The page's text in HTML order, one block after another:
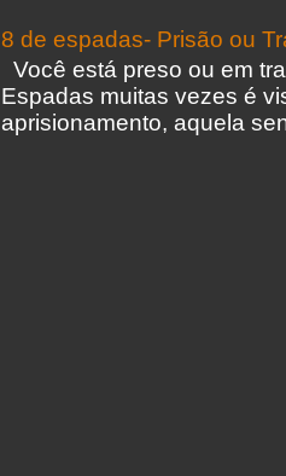
8 de espadas- Prisão ou
Você está preso ou em
Espadas muitas vezes é
aprisionamento, aquela